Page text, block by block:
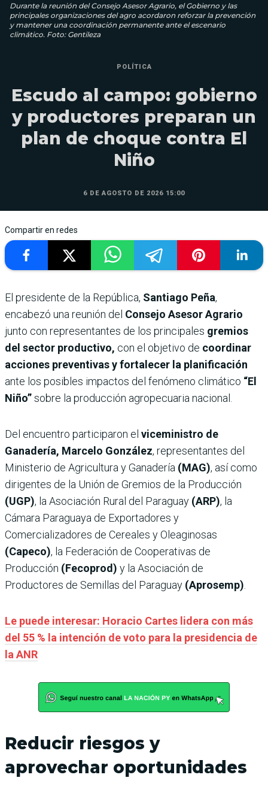
Durante la reunión del Consejo Asesor Agrario, el Gobierno y las
principales organizaciones del agro acordaron reforzar la prevención
y mantener una coordinación permanente ante el escenario
climático. Foto: Gentileza
POLÍTICA
Escudo al campo: gobierno
y productores preparan un
plan de choque contra El
Niño
6 DE AGOSTO DE 2026 15:00
Compartir en redes
El presidente de la República, Santiago Peña,
encabezó una reunión del Consejo Asesor Agrario
junto con representantes de los principales gremios
del sector productivo, con el objetivo de coordinar
acciones preventivas y fortalecer la planificación
ante los posibles impactos del fenómeno climático “El
Niño”sobre la producción agropecuaria nacional.
Del encuentro participaron el viceministro de
Ganadería, Marcelo González, representantes del
Ministerio de Agricultura y Ganadería (MAG), así como
dirigentes de la Unión de Gremios de la Producción
(UGP), la Asociación Rural del Paraguay (ARP), la
Cámara Paraguaya de Exportadores y
Comercializadores de Cereales y Oleaginosas
(Capeco), la Federación de Cooperativas de
Producción (Fecoprod) y la Asociación de
Productores de Semillas del Paraguay (Aprosemp)
Le puede interesar: Horacio Cartes lidera con más
del 55 % la intención de voto para la presidencia de
la ANR
Reducir riesgos y
aprovechar oportunidades